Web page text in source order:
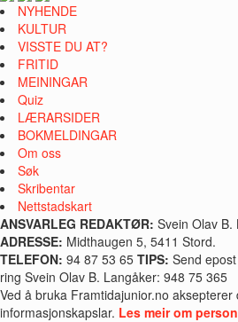
NYHENDE
KULTUR
VISSTE DU AT?
FRITID
MEININGAR
Quiz
LÆRARSIDER
BOKMELDINGAR
Om oss
Søk
Skribentar
Nettstadskart
ANSVARLEG REDAKTØR: Svein Olav B.
ADRESSE: Midthaugen 5, 5411 Stord.
TELEFON: 94 87 53 65 TIPS: Send
ring Svein Olav B. Langåker: 948 75 365
Ved å bruka Framtidajunior.no aksepterer
informasjonskapslar. Les meir om